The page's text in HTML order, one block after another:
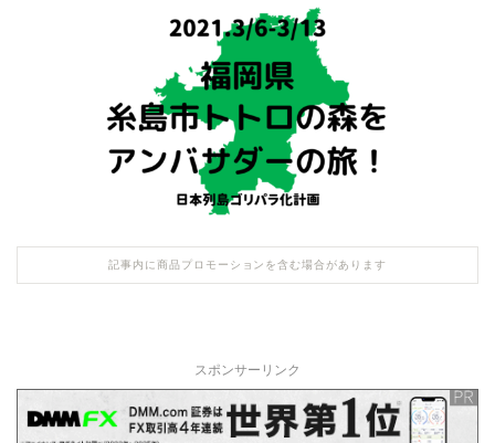
記事内に商品プロモーションを含む場合があります
スポンサーリンク